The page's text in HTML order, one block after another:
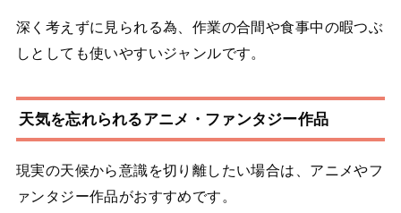
深く考えずに見られる為、作業の合間や食事中の暇つぶ
しとしても使いやすいジャンルです。
天気を忘れられるアニメ・ファンタジー作品
現実の天候から意識を切り離したい場合は、アニメやフ
ァンタジー作品がおすすめです。